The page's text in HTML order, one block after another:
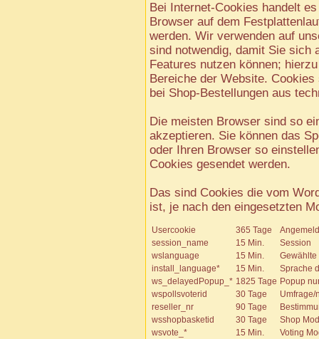
Bei Internet-Cookies handelt
Browser auf dem
werden. Wir verwenden auf
sind notwendig, damit Sie sich
Features nutzen können;
Bereiche der Website.
bei Shop-Bestellungen aus
Die meisten Browser sind so
akzeptieren. Sie können das
oder Ihren Browser so
Cookies gesendet werden.
Das sind Cookies die vom
ist, je nach den eingesetzten
Usercookie 365 Tage
session_name
15 Min.
Session
wslanguage
15 Min.
Gewählte
install_language*
15 Min.
Sprache
ws_delayedPopup_* 1825 Tage Popup
wspollsvoterid
30 Tage
Umfrage/
reseller_nr
90 Tage
wsshopbasketid
30 Tage
Shop
wsvote_*
15 Min. Voting